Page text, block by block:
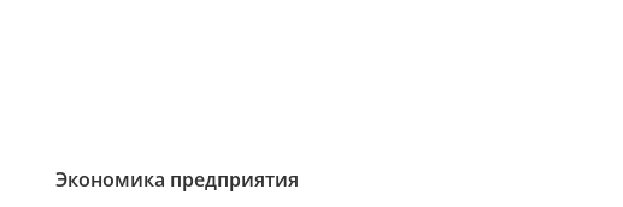
Экономика предприятия